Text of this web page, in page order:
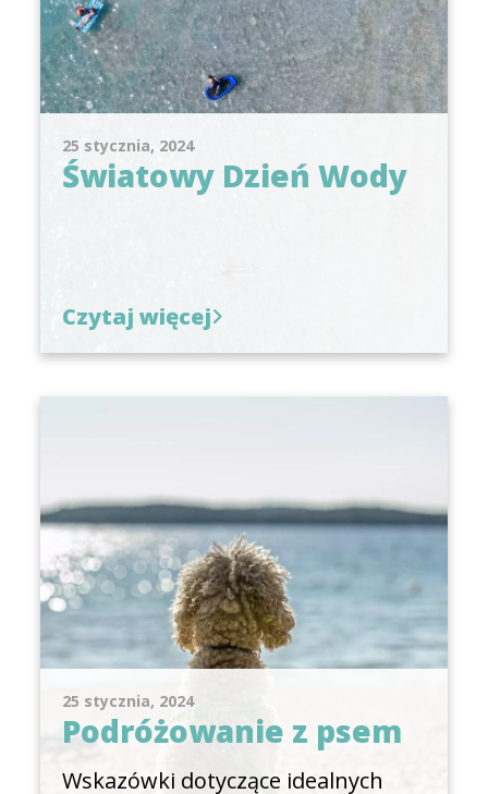
25 stycznia, 2024
Światowy Dzień Wody
Czytaj więcej
25 stycznia, 2024
Podróżowanie z psem
Wskazówki dotyczące idealnych